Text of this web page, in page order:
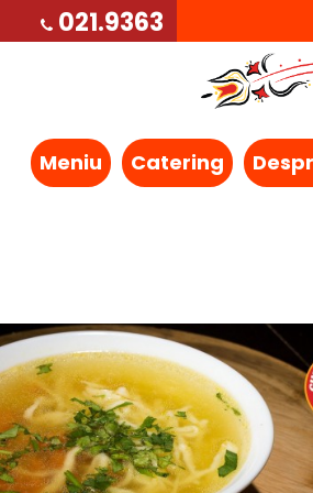
021.9363
Meniu Catering